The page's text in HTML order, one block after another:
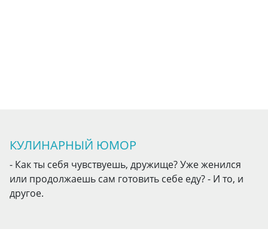
КУЛИНАРНЫЙ ЮМОР
- Как ты себя чувствуешь, дружище? Уже женился
или продолжаешь сам готовить себе еду? - И то, и
другое.